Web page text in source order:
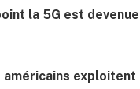
la 5G est
américains